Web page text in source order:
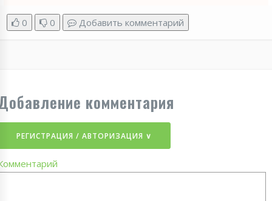
0 0 Добавить комментарий
комментария
РЕГИСТРАЦИЯ / АВТОРИЗАЦИЯ ∨